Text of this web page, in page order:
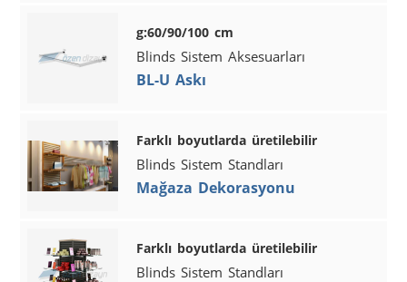
g:60/90/100 cm
Blinds Sistem Aksesuarları
BL-U Askı
Farklı boyutlarda üretilebilir
Blinds Sistem Standları
Mağaza Dekorasyonu
Farklı boyutlarda üretilebilir
Blinds Sistem Standları